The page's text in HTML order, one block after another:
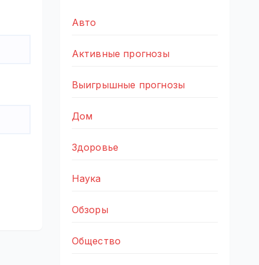
Авто
Активные прогнозы
Выигрышные прогнозы
Дом
Здоровье
Наука
Обзоры
Общество